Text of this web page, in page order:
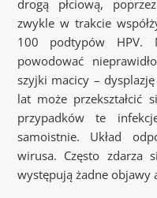
drogą płciową,
zwykle w trakcie
100 podtypów HPV.
powodować
szyjki macicy –
lat może przekształcić
przypadków te
samoistnie. Układ
wirusa. Często zdarza
występują żadne